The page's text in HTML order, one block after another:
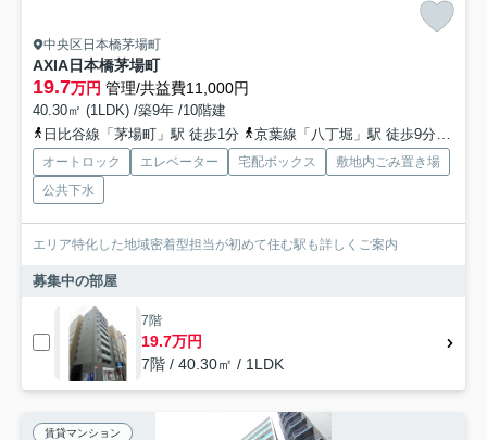
中央区日本橋茅場町
AXIA日本橋茅場町
19.7万円 管理/共益費11,000円
40.30㎡ (1LDK) /築9年 /10階建
日比谷線「茅場町」駅 徒歩1分
京葉線「八丁堀」駅 徒歩9分
オートロック エレベーター 宅配ボックス
敷地内ごみ置き場
公共下水
エリア特化した地域密着型担当が初めて住む駅も詳しくご案内
募集中の部屋
7階
19.7万円
7階 / 40.30㎡ / 1LDK
賃貸マンション